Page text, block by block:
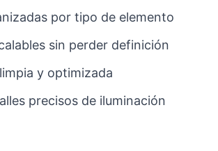
por tipo de elemento
sin perder definición
y optimizada
precisos de iluminación